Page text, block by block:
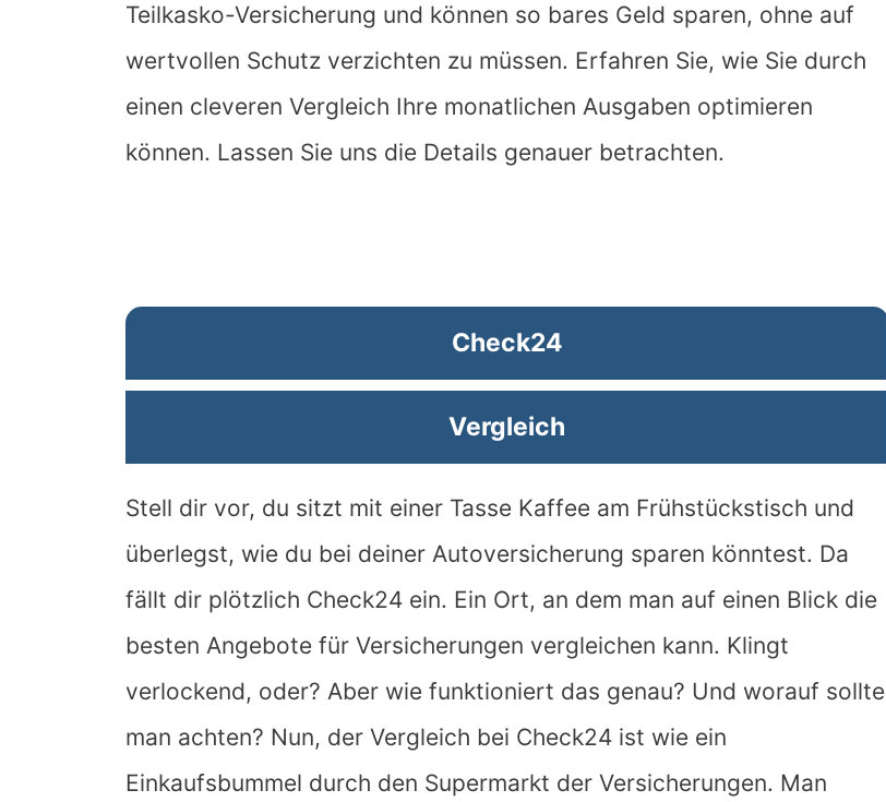
Teilkasko-Versicherung und können so bares Geld sparen, ohne auf
wertvollen Schutz verzichten zu müssen. Erfahren Sie, wie Sie durch
einen cleveren Vergleich Ihre monatlichen Ausgaben optimieren
können. Lassen Sie uns die Details genauer betrachten.
Check24
Vergleich
Stell dir vor, du sitzt mit einer Tasse Kaffee am Frühstückstisch und
überlegst, wie du bei deiner Autoversicherung sparen könntest. Da
fällt dir plötzlich Check24 ein. Ein Ort, an dem man auf einen Blick die
besten Angebote für Versicherungen vergleichen kann. Klingt
verlockend, oder? Aber wie funktioniert das genau? Und worauf sollte
man achten? Nun, der Vergleich bei Check24 ist wie ein
Einkaufsbummel durch den Supermarkt der Versicherungen. Man